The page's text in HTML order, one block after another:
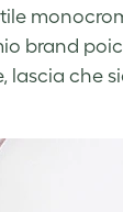
brand
lascia che